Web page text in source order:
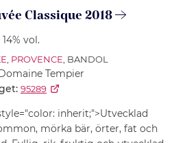
Classique 2018
14% vol.
PROVENCE , BANDOL
Tempier
95289
inherit;">Utvecklad
mörka bär, örter, fat och